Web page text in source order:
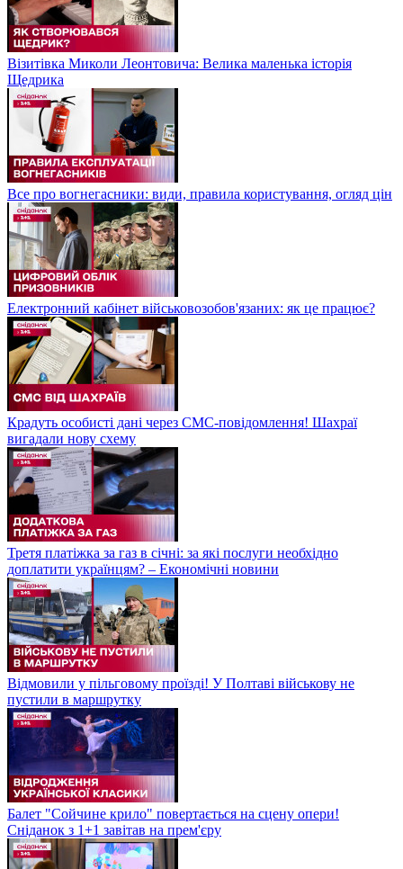
Візитівка Миколи Леонтовича: Велика маленька історія
Щедрика
Все про вогнегасники: види, правила користування, огляд цін
Електронний кабінет військовозобов'язаних: як це працює?
Крадуть особисті дані через СМС-повідомлення! Шахраї
вигадали нову схему
Третя платіжка за газ в січні: за які послуги необхідно
доплатити українцям? – Економічні новини
Відмовили у пільговому проїзді! У Полтаві військову не
пустили в маршрутку
Балет "Сойчине крило" повертається на сцену опери!
Сніданок з 1+1 завітав на прем'єру